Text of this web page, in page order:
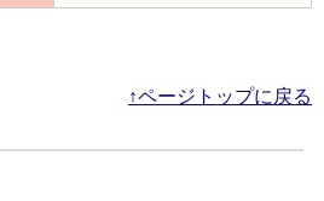
↑ページトップに戻る